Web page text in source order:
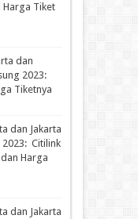
Tiket
dan
2023:
Tiketnya
dan Jakarta
Citilink
Harga
dan Jakarta